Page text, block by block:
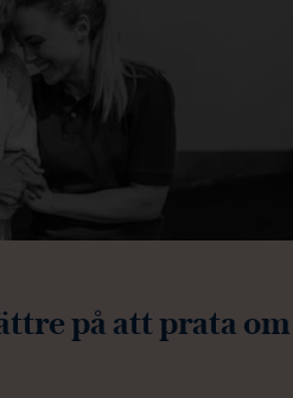
på att prata om